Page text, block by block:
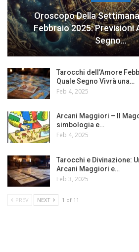
Oroscopo Della
Febbraio 2025: Previsioni
Segno…
Tarocchi dell’Amore
Quale Segno Vivrà una…
Feb 4, 2025
Arcani Maggiori – Il
simbologia e…
Feb 4, 2025
Tarocchi e Divinazione:
Arcani Maggiori e…
Feb 3, 2025
PREV NEXT 1 of 11